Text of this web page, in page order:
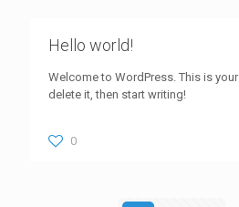
Hello world!
Welcome to WordPress. This is
delete it, then start writing!
0